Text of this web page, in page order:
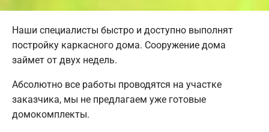
Наши специалисты быстро и доступно выполнят
постройку каркасного дома. Сооружение дома
займет от двух недель.
Абсолютно все работы проводятся на участке
заказчика, мы не предлагаем уже готовые
домокомплекты.